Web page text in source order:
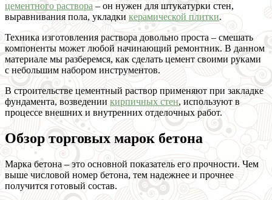
цементного раствора – он нужен для штукатурки стен,
выравнивания пола, укладки керамической плитки.
Техника изготовления раствора довольно проста – смешать
компоненты может любой начинающий ремонтник. В данном
материале мы разберемся, как сделать цемент своими руками
с небольшим набором инструментов.
В строительстве цементный раствор применяют при закладке
фундамента, возведениикирпичных стен, используют в
процессе внешних и внутренних отделочных работ.
Обзор торговых марок бетона
Марка бетона – это основной показатель его прочности. Чем
выше числовой номер бетона, тем надежнее и прочнее
получится готовый состав.